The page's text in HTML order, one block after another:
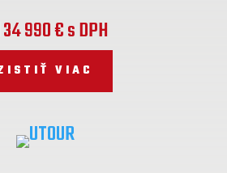
990 € s DPH
VIAC